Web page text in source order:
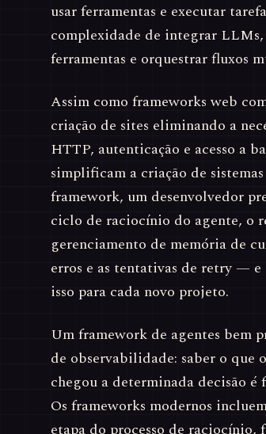
usar ferramentas e executar
complexidade de integrar
ferramentas e orquestrar fluxos
Assim como frameworks web
criação de sites eliminando a
HTTP, autenticação e acesso a
simplificam a criação de
framework, um desenvolvedor
ciclo de raciocínio do agente, o
gerenciamento de memória de
erros e as tentativas de retry —
isso para cada novo projeto.
Um framework de agentes bem
de observabilidade: saber o que
chegou a determinada decisão
Os frameworks modernos
etapa do processo de